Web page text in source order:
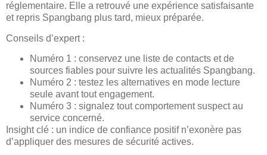
réglementaire. Elle a retrouvé une expérience satisfaisante
et repris Spangbang plus tard, mieux préparée.
Conseils d’expert :
Numéro 1 : conservez une liste de contacts et de
sources fiables pour suivre les actualités Spangbang.
Numéro 2 : testez les alternatives en mode lecture
seule avant tout engagement.
Numéro 3 : signalez tout comportement suspect au
service concerné.
Insight clé : un indice de confiance positif n’exonère pas
d’appliquer des mesures de sécurité actives.